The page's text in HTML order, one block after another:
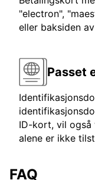
"electron",
eller baksiden
Passet
ID-kort, vil
alene er ikke
FAQ